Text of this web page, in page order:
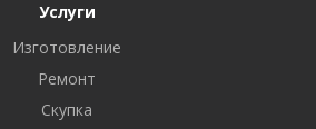
Услуги
Изготовление
Ремонт
Скупка